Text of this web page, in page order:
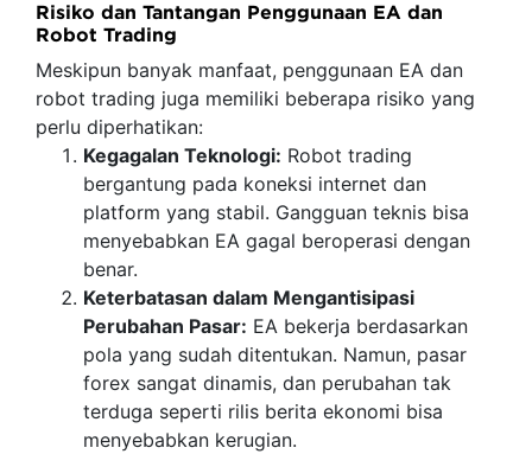
Risiko dan Tantangan Penggunaan EA dan
Robot Trading
Meskipun banyak manfaat, penggunaan EA dan
robot trading juga memiliki beberapa risiko yang
perlu diperhatikan:
Kegagalan Teknologi: Robot trading
bergantung pada koneksi internet dan
platform yang stabil. Gangguan teknis bisa
menyebabkan EA gagal beroperasi dengan
benar.
Keterbatasan dalam Mengantisipasi
Perubahan Pasar: EA bekerja berdasarkan
pola yang sudah ditentukan. Namun, pasar
forex sangat dinamis, dan perubahan tak
terduga seperti rilis berita ekonomi bisa
menyebabkan kerugian.